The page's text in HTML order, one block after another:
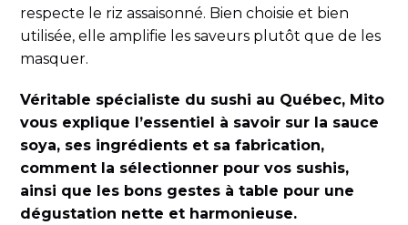
respecte le riz assaisonné. Bien choisie et bien
utilisée, elle amplifie les saveurs plutôt que de les
masquer.
Véritable spécialiste du sushi au Québec, Mito
vous explique l’essentiel à savoir sur la sauce
soya, ses ingrédients et sa fabrication,
comment la sélectionner pour vos sushis,
ainsi que les bons gestes à table pour une
dégustation nette et harmonieuse.